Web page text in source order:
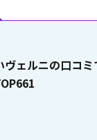
ヴェルニの口コ